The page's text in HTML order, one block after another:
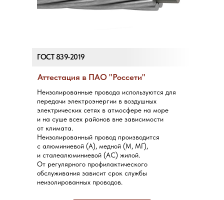
ГОСТ 839-2019
Аттестация в ПАО "Россети"
Неизолированные провода используются для
передачи электроэнергии в воздушных
электрических сетях в атмосфере на море
и на суше всех районов вне зависимости
от климата.
Неизолированный провод производится
с алюминиевой (А), медной (М, МГ),
и сталеалюминиевой (АС) жилой.
От регулярного профилактического
обслуживания зависит срок службы
неизолированных проводов.